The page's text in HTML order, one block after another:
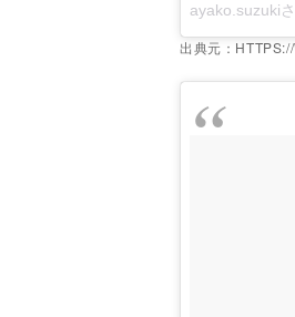
ayako.suzuki
出典元：